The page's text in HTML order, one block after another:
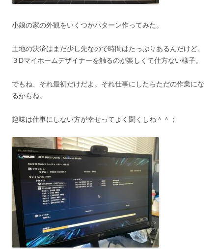
小娘の家の外観をいくつかパターン作ってみた。
土地の決済はまだ少し先なので時間はたっぷりあるんだけど、
３Dマイホームデザイナーを触るのが楽しくて仕方ない様子。
でもね、それ最初だけだよ。それ仕事にしたらただの作業にな
るからね。
趣味は仕事にしない方が幸せってよく聞くしね＾＾；